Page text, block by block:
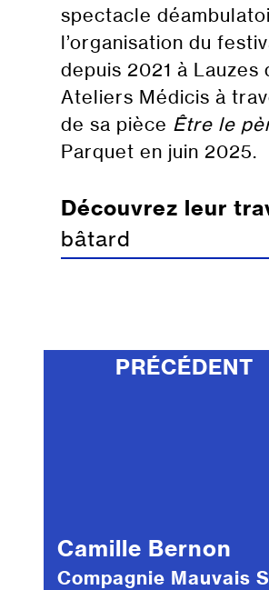
spectacle
l’organisation du
depuis 2021 à
Ateliers Médicis à
de sa pièce Être le
Parquet en juin 2025.
Découvrez leur
bâtard
PRÉCÉDENT
Camille Bernon
Compagnie Mauvais